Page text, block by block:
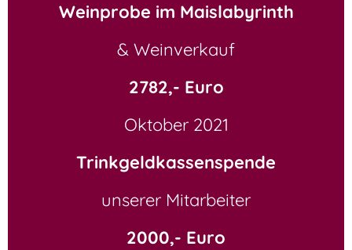
Weinprobe im Maislabyrinth
& Weinverkauf
2782,- Euro
Oktober 2021
Trinkgeldkassenspende
unserer Mitarbeiter
2000,- Euro